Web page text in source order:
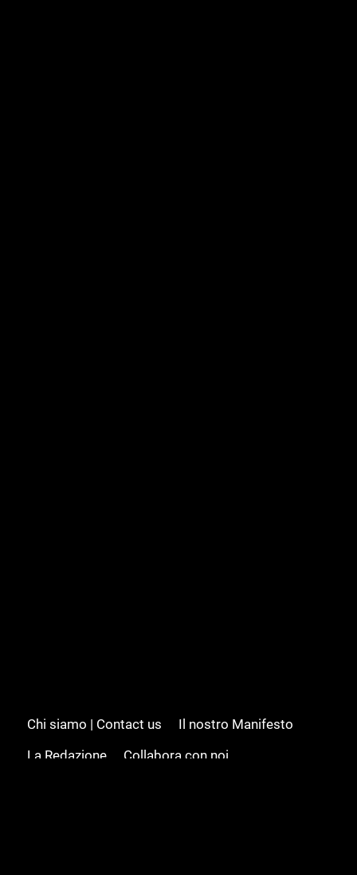
Chi siamo | Contact us
Il nostro Manifesto
La Redazione
Collabora con noi